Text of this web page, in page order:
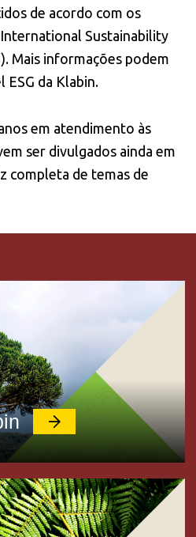
de acordo com os
Sustainability
Mais informações podem
ESG da Klabin.
em atendimento às
ser divulgados ainda em
completa de temas de